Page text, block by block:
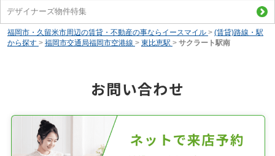
デザイナーズ物件特集
福岡市・久留米市周辺の賃貸・不動産の事ならイースマイル > (賃貸)路線・駅
から探す > 福岡市交通局福岡市空港線 > 東比恵駅 > サクラート駅南
お問い合わせ
ネットで来店予約